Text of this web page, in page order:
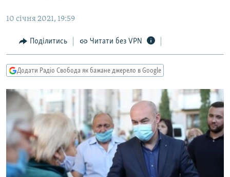
основної
Перейти
до
пошуку
ЕКОНОМІКА
СУСПІЛЬСТВО
УКРАЇНА
СВІТ
РОСІЙСЬКА «ФІЛЬТРАЦІЯ»
ДОНБАС.РЕАЛІЇ
ТИ ЯК?
СХЕМИ
ПРИАЗОВ’Я
КИТАЙ.ВИКЛИКИ
МУЛЬТИМЕДІА
ФОТО
10 січня 2021, 19:59
Поділитись Читати без VPN
Додати Радіо Свобода як бажане джерело в Google